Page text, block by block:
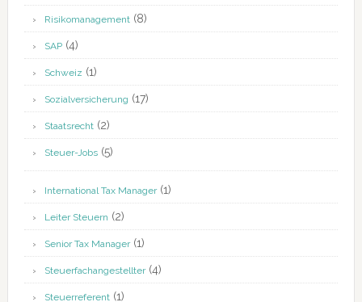
Risikomanagement(8)
SAP(4)
Schweiz (1)
Sozialversicherung (17)
Staatsrecht(2)
Steuer-Jobs(5)
International Tax Manager(1)
Leiter Steuern (2)
Senior Tax Manager(1)
Steuerfachangestellter(4)
Steuerreferent(1)